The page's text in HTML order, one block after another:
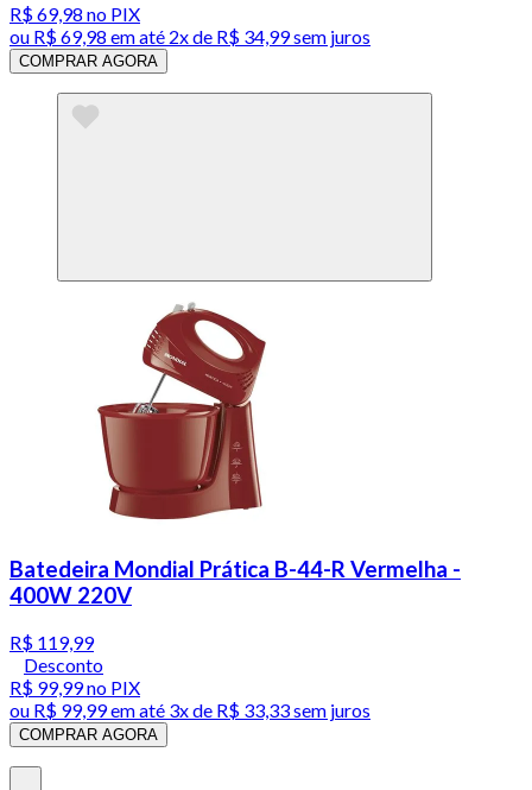
R$ 69,98 no PIX
ou R$ 69,98 em até 2x de R$ 34,99 sem juros
COMPRAR AGORA
Batedeira Mondial Prática B-44-R Vermelha -
400W 220V
R$ 119,99
Desconto
R$ 99,99no PIX
ou R$ 99,99em até 3x de R$ 33,33 sem juros
COMPRAR AGORA